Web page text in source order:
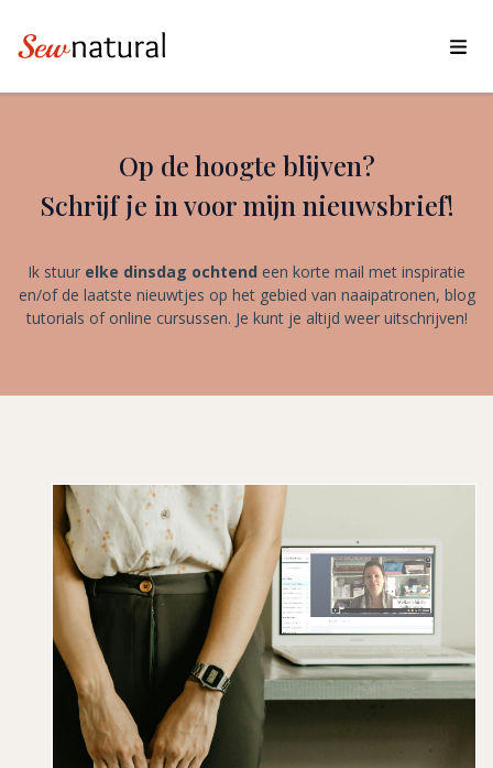
Op de hoogte blijven?
Schrijf je in voor mijn nieuwsbrief!
Ik stuur elke dinsdag ochtend een korte mail met inspiratie
en/of de laatste nieuwtjes op het gebied van naaipatronen, blog
tutorials of online cursussen. Je kunt je altijd weer uitschrijven!